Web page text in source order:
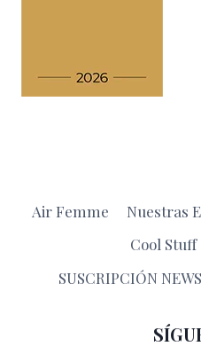
Air Femme Nuestras
Cool Stuff
SUSCRIPCIÓN